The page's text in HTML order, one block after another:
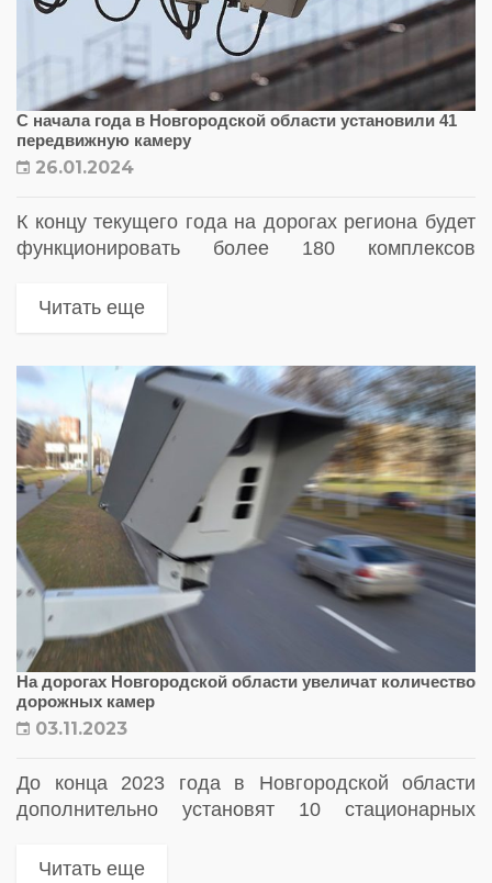
С начала года в Новгородской области установили 41
передвижную камеру
26.01.2024
К концу текущего года на дорогах региона будет
функционировать более 180 комплексов
Читать еще
На дорогах Новгородской области увеличат количество
дорожных камер
03.11.2023
До конца 2023 года в Новгородской области
дополнительно установят 10 стационарных
правил дорожного движения
Читать еще